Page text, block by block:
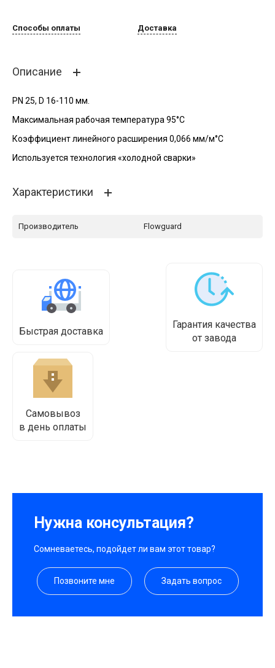
Способы оплаты Доставка
Описание
PN 25, D 16-110 мм.
Максимальная рабочая температура 95°С
Коэффициент линейного расширения 0,066 мм/м°С
Используется технология «холодной сварки»
Характеристики
Производитель Flowguard
Быстрая доставка
Гарантия качества
от завода
Самовывоз
в день оплаты
Нужна консультация?
Сомневаетесь, подойдет ли вам этот товар?
Позвоните мне Задать вопрос